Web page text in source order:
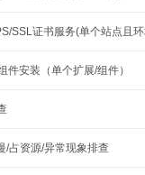
SSL证书服务(单个站点且环
件安装（单个扩展/组件）
/占资源/异常现象排查